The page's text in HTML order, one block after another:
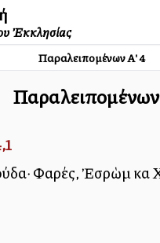
Ἐκκλησίας
Παραλειπομένων Α'4
Φαρές, Ἐσρὼμ καὶ